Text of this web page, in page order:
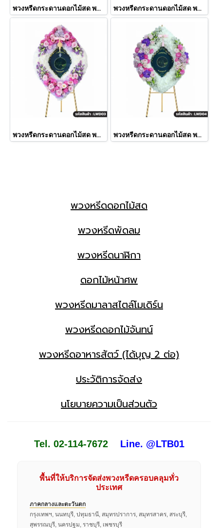
พวงหรีดกระดานดอกไม้สด พชรมาลา โทนสีขาวล้วน (LWD06) พวงหรีดกระดานดอกไม้สด พชรมาลา โทนสีขาว-ชมพู-ม่วงอ่อน (LWD05)
พวงหรีดกระดานดอกไม้สด พชรมาลา โทนสีขาว-ชมพู-ม่วง (LWD03) พวงหรีดกระดานดอกไม้สด พชรมาลา โทนสีขาว-ชมพู-ม่วงเข้ม ประดับแวนด้า (LWD04)
พวงหรีดดอกไม้สด
พวงหรีดพัดลม
พวงหรีดนาฬิกา
ดอกไม้หน้าศพ
พวงหรีดมาลาสไตล์โมเดิร์น
พวงหรีดดอกไม้จันทน์
พวงหรีดอาหารสัตว์ (ได้บุญ 2 ต่อ)
ประวัติการจัดส่ง
นโยบายความเป็นส่วนตัว
Tel. 02-114-7672 Line. @LTB01
พื้นที่ให้บริการจัดส่งพวงหรีดครอบคลุมทั่ว
ประเทศ
ภาคกลางและตะวันตก
กรุงเทพฯ, นนทบุรี, ปทุมธานี, สมุทรปราการ, สมุทรสาคร, สระบุรี,
สุพรรณบุรี, นครปฐม, ราชบุรี, เพชรบุรี